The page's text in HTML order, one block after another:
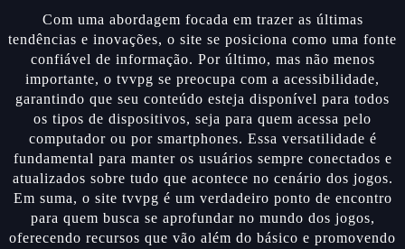
Com uma abordagem focada em trazer as últimas
tendências e inovações, o site se posiciona como uma fonte
confiável de informação. Por último, mas não menos
importante, o tvvpg se preocupa com a acessibilidade,
garantindo que seu conteúdo esteja disponível para todos
os tipos de dispositivos, seja para quem acessa pelo
computador ou por smartphones. Essa versatilidade é
fundamental para manter os usuários sempre conectados e
atualizados sobre tudo que acontece no cenário dos jogos.
Em suma, o site tvvpg é um verdadeiro ponto de encontro
para quem busca se aprofundar no mundo dos jogos,
oferecendo recursos que vão além do básico e promovendo